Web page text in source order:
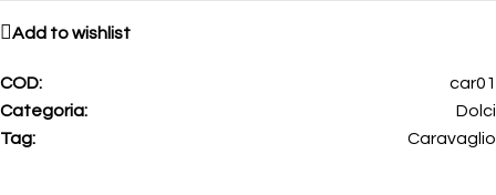
Add to wishlist
COD:
car01
Categoria:
Dolci
Tag:
Caravaglio